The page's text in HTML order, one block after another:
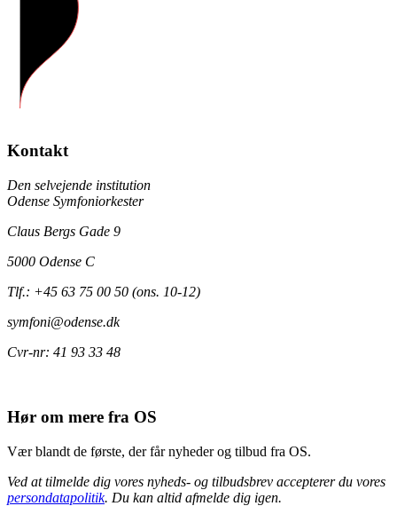
Kontakt
Den selvejende institution
Odense Symfoniorkester
Claus Bergs Gade 9
5000 Odense C
Tlf.: +45 63 75 00 50 (ons. 10-12)
symfoni@odense.dk
Cvr-nr: 41 93 33 48
Hør om mere fra OS
Vær blandt de første, der får nyheder og tilbud fra OS.
Ved at tilmelde dig vores nyheds- og tilbudsbrev accepterer du vores
persondatapolitik. Du kan altid afmelde dig igen.